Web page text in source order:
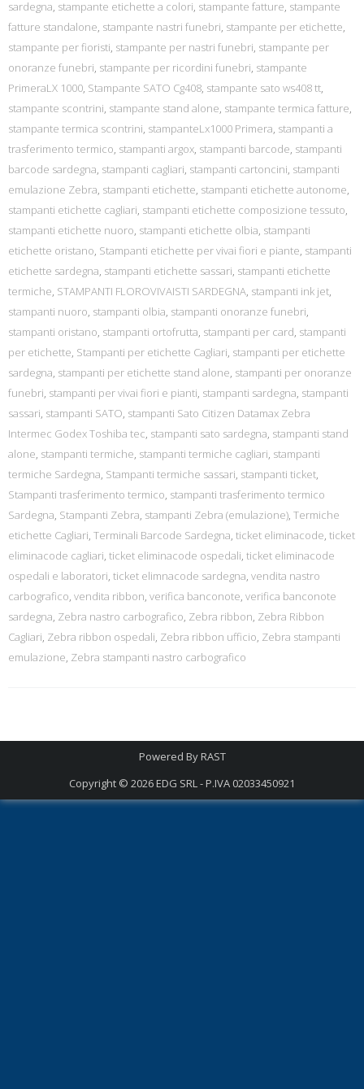
sardegna, stampante etichette a colori, stampante fatture, stampante
fatture standalone, stampante nastri funebri, stampante per etichette,
stampante per fioristi, stampante per nastri funebri, stampante per
onoranze funebri, stampante per ricordini funebri, stampante
PrimeraLX 1000, Stampante SATO Cg408, stampante sato ws408 tt,
stampante scontrini, stampante stand alone, stampante termica fatture,
stampante termica scontrini, stampanteLx1000 Primera, stampanti a
trasferimento termico, stampanti argox, stampanti barcode, stampanti
barcode sardegna, stampanti cagliari, stampanti cartoncini, stampanti
emulazione Zebra, stampanti etichette, stampanti etichette autonome,
stampanti etichette cagliari, stampanti etichette composizione tessuto,
stampanti etichette nuoro, stampanti etichette olbia, stampanti
etichette oristano, Stampanti etichette per vivai fiori e piante, stampanti
etichette sardegna, stampanti etichette sassari, stampanti etichette
termiche, STAMPANTI FLOROVIVAISTI SARDEGNA, stampanti ink jet,
stampanti nuoro, stampanti olbia, stampanti onoranze funebri,
stampanti oristano, stampanti ortofrutta, stampanti per card, stampanti
per etichette, Stampanti per etichette Cagliari, stampanti per etichette
sardegna, stampanti per etichette stand alone, stampanti per onoranze
funebri, stampanti per vivai fiori e pianti, stampanti sardegna, stampanti
sassari, stampanti SATO, stampanti Sato Citizen Datamax Zebra
Intermec Godex Toshiba tec, stampanti sato sardegna, stampanti stand
alone, stampanti termiche, stampanti termiche cagliari, stampanti
termiche Sardegna, Stampanti termiche sassari, stampanti ticket,
Stampanti trasferimento termico, stampanti trasferimento termico
Sardegna, Stampanti Zebra, stampanti Zebra (emulazione), Termiche
etichette Cagliari, Terminali Barcode Sardegna, ticket eliminacode, ticket
eliminacode cagliari, ticket eliminacode ospedali, ticket eliminacode
ospedali e laboratori, ticket elimnacode sardegna, vendita nastro
carbografico, vendita ribbon, verifica banconote, verifica banconote
sardegna, Zebra nastro carbografico, Zebra ribbon, Zebra Ribbon
Cagliari, Zebra ribbon ospedali, Zebra ribbon ufficio, Zebra stampanti
emulazione, Zebra stampanti nastro carbografico
Powered ByRAST
Copyright © 2026EDG SRL - P.IVA 02033450921